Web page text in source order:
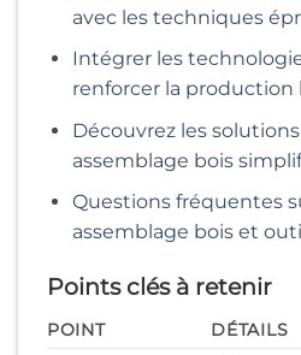
avec les techniques
Intégrer les
renforcer la production
Découvrez les
assemblage bois
Questions fréquentes
assemblage bois et
Points clés à retenir
POINT DÉTAILS